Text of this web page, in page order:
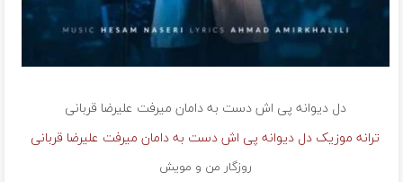
دل دیوانه پی اش دست به دامان میرفت علیرضا قربانی
ترانه موزیک دل دیوانه پی اش دست به دامان میرفت علیرضا قربانی
روزگار من و مویش